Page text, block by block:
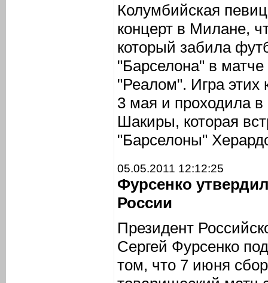
Колумбийская
концерт в Милане,
который забила
"Барселона" в
"Реалом". Игра этих
3 мая и проходила
Шакиры, которая
"Барселоны"
05.05.2011 12:12:25
Фурсенко
России
Президент
Сергей Фурсенко
том, что 7 июня